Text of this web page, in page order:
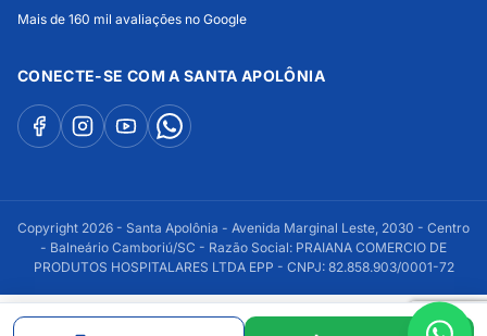
Mais de 160 mil avaliações no Google
CONECTE-SE COM A SANTA APOLÔNIA
Copyright 2026 - Santa Apolônia - Avenida Marginal Leste, 2030 - Centro
- Balneário Camboriú/SC - Razão Social: PRAIANA COMERCIO DE
PRODUTOS HOSPITALARES LTDA EPP - CNPJ: 82.858.903/0001-72